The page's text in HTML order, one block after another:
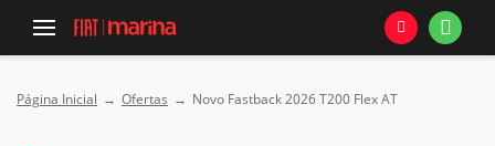
Página Inicial Ofertas Novo Fastback 2026 T200 Flex AT